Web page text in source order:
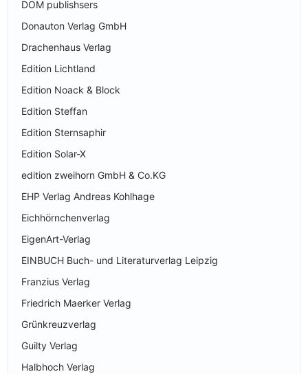
DOM publishsers
Donauton Verlag GmbH
Drachenhaus Verlag
Edition Lichtland
Edition Noack & Block
Edition Steffan
Edition Sternsaphir
Edition Solar-X
edition zweihorn GmbH & Co.KG
EHP Verlag Andreas Kohlhage
Eichhörnchenverlag
EigenArt-Verlag
EINBUCH Buch- und Literaturverlag Leipzig
Franzius Verlag
Friedrich Maerker Verlag
Grünkreuzverlag
Guilty Verlag
Halbhoch Verlag